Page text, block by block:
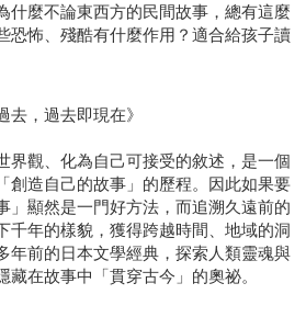
什麼不論東西方的民間故事，總有這麼
恐怖、殘酷有什麼作用？適合給孩子讀
去，過去即現在》
界觀、化為自己可接受的敘述，是一個
創造自己的故事」的歷程。因此如果要
」顯然是一門好方法，而追溯久遠前的
千年的樣貌，獲得跨越時間、地域的洞
年前的日本文學經典，探索人類靈魂與
在故事中「貫穿古今」的奧祕。